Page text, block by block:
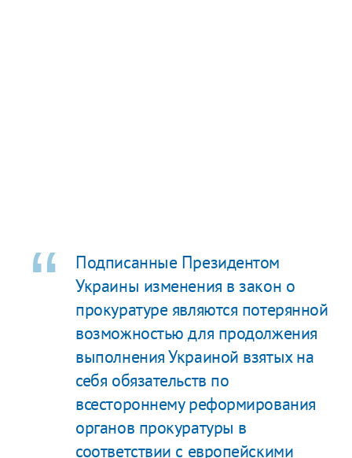
Подписанные Президентом
Украины изменения в закон о
прокуратуре являются потерянной
возможностью для продолжения
выполнения Украиной взятых на
себя обязательств по
всестороннему реформирования
органов прокуратуры в
соответствии с европейскими